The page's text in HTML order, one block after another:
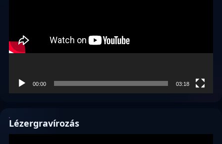
00:00 03:18
Lézergravírozás